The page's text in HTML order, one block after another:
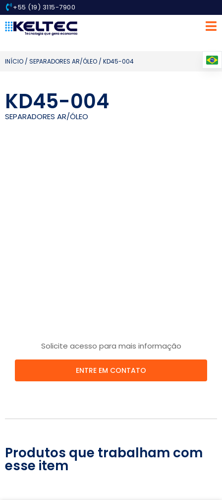
+55 (19) 3115-7900
INÍCIO / SEPARADORES AR/ÓLEO / KD45-004
KD45-004
SEPARADORES AR/ÓLEO
Solicite acesso para mais informação
ENTRE EM CONTATO
Produtos que trabalham com
esse item